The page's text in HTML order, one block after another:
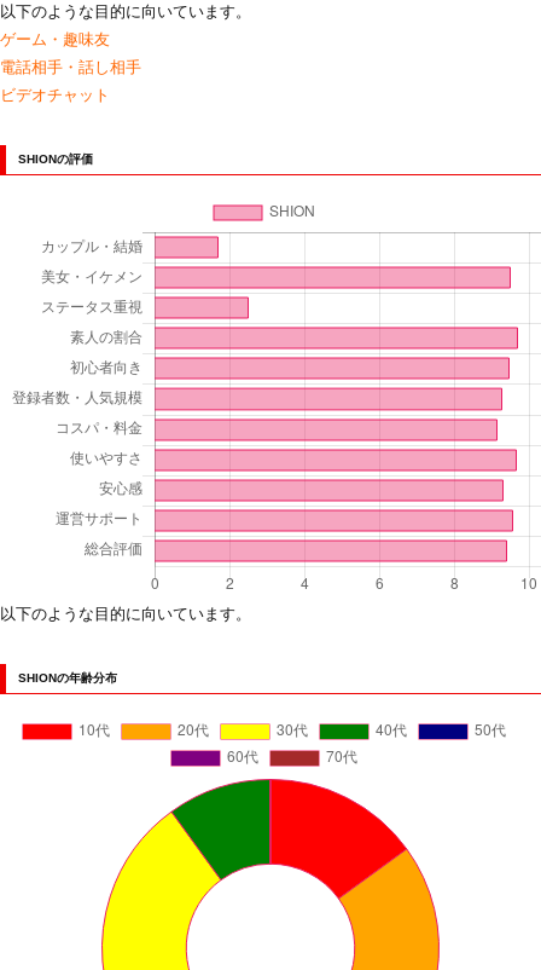
以下のような目的に向いています。
ゲーム・趣味友
電話相手・話し相手
ビデオチャット
SHIONの評価
以下のような目的に向いています。
SHIONの年齢分布